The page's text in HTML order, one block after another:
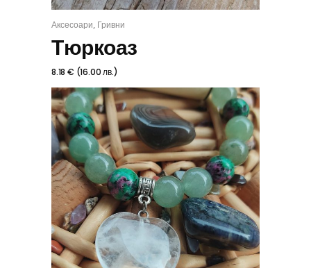
КУПИ
Аксесоари, Гривни
Тюркоаз
8.18 € (16.00лв.)